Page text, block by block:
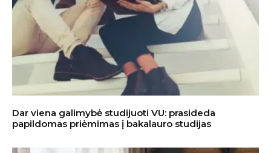
Dar viena galimybė studijuoti VU: prasideda
papildomas priėmimas į bakalauro studijas